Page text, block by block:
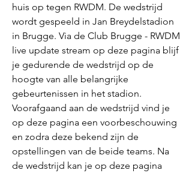
huis op tegen RWDM. De wedstrijd
wordt gespeeld in Jan Breydelstadion
in Brugge. Via de Club Brugge - RWDM
live update stream op deze pagina blijf
je gedurende de wedstrijd op de
hoogte van alle belangrijke
gebeurtenissen in het stadion.
Voorafgaand aan de wedstrijd vind je
op deze pagina een voorbeschouwing
en zodra deze bekend zijn de
opstellingen van de beide teams. Na
de wedstrijd kan je op deze pagina